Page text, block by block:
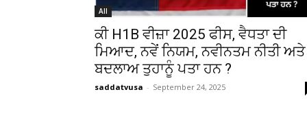
All
ਕੀ H1B ਵੀਜ਼ਾ 2025 ਫੀਸ, ਵੈਧਤਾ ਦੀ
ਮਿਆਦ, ਨਵੇਂ ਨਿਯਮ, ਨਵੀਨਤਮ ਨੀਤੀ ਅਤੇ
ਬਦਲਾਅ ਤੁਹਾਨੂੰ ਪਤਾ ਹਨ ?
saddatvusa - September 24, 2025